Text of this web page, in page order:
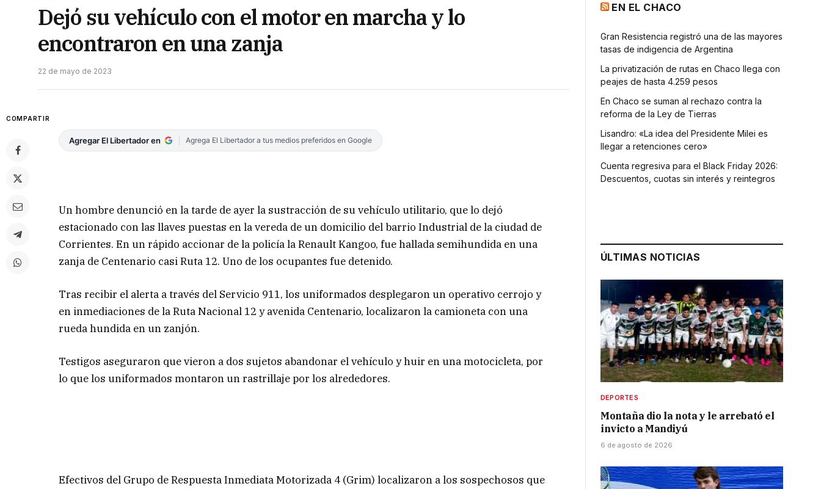
Dejó su vehículo con el motor en marcha y lo
encontraron en una zanja
22 de mayo de 2023
COMPARTIR
Agregar El Libertador en Agrega El Libertador a tus medios preferidos en Google
Un hombre denunció en la tarde de ayer la sustracción de su vehículo utilitario, que lo dejó
estacionado con las llaves puestas en la vereda de un domicilio del barrio Industrial de la ciudad de
Corrientes. En un rápido accionar de la policía la Renault Kangoo, fue hallada semihundida en una
zanja de Centenario casi Ruta 12. Uno de los ocupantes fue detenido.
Tras recibir el alerta a través del Servicio 911, los uniformados desplegaron un operativo cerrojo y
en inmediaciones de la Ruta Nacional 12 y avenida Centenario, localizaron la camioneta con una
rueda hundida en un zanjón.
Testigos aseguraron que vieron a dos sujetos abandonar el vehículo y huir en una motocicleta, por
lo que los uniformados montaron un rastrillaje por los alrededores.
Efectivos del Grupo de Respuesta Inmediata Motorizada 4 (Grim) localizaron a los sospechosos que
EN EL CHACO
Gran Resistencia registró una de las mayores
tasas de indigencia de Argentina
La privatización de rutas en Chaco llega con
peajes de hasta 4.259 pesos
En Chaco se suman al rechazo contra la
reforma de la Ley de Tierras
Lisandro: «La idea del Presidente Milei es
llegar a retenciones cero»
Cuenta regresiva para el Black Friday 2026:
Descuentos, cuotas sin interés y reintegros
ÚLTIMAS NOTICIAS
DEPORTES
Montaña dio la nota y le arrebató el
invicto a Mandiyú
6 de agosto de 2026